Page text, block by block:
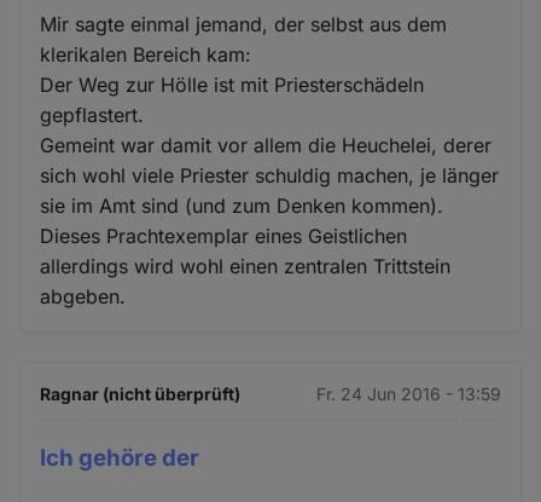
Mir sagte einmal jemand, der selbst aus dem
klerikalen Bereich kam:
Der Weg zur Hölle ist mit Priesterschädeln
gepflastert.
Gemeint war damit vor allem die Heuchelei, derer
sich wohl viele Priester schuldig machen, je länger
sie im Amt sind (und zum Denken kommen).
Dieses Prachtexemplar eines Geistlichen
allerdings wird wohl einen zentralen Trittstein
abgeben.
Ragnar (nicht überprüft) Fr. 24 Jun 2016 - 13:59
Ich gehöre der